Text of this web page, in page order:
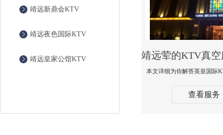
靖远新鼎会KTV
靖远夜色国际KTV
靖远皇家公馆KTV
查看服务